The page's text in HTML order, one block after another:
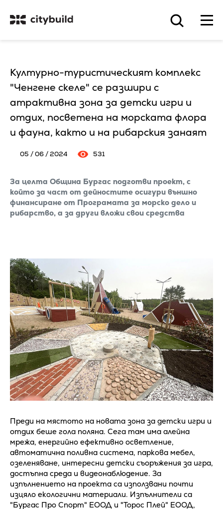
Културно-туристическият комплекс
"Ченгене скеле" се разшири с
атрактивна зона за детски игри и
отдих, посветена на морската флора
и фауна, както и на рибарския занаят
05 / 06 / 2024 531
За целта Община Бургас подготви проект, с
който за част от дейностите осигури външно
финансиране от Програмата за морско дело и
рибарство, а за други вложи свои средства
Преди на мястото на новата зона за детски игри и
отдих беше гола поляна. Сега там има алейна
мрежа, енергийно ефективно осветление,
автоматична поливна система, паркова мебел,
озеленяване, интересни детски съоръжения за игра,
достъпна среда и видеонаблюдение. За
изпълнението на проекта са използвани почти
изцяло екологични материали. Изпълнители са
"Бургас Про Спорт" ЕООД и "Торос Плей" ЕООД,